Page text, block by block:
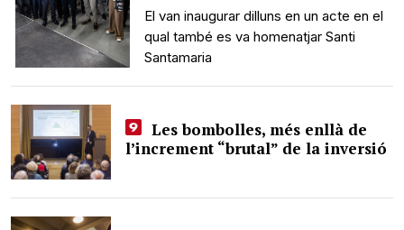
El van inaugurar dilluns en un acte en el
qual també es va homenatjar Santi
Santamaria
Les bombolles, més enllà de
l’increment “brutal” de la inversió